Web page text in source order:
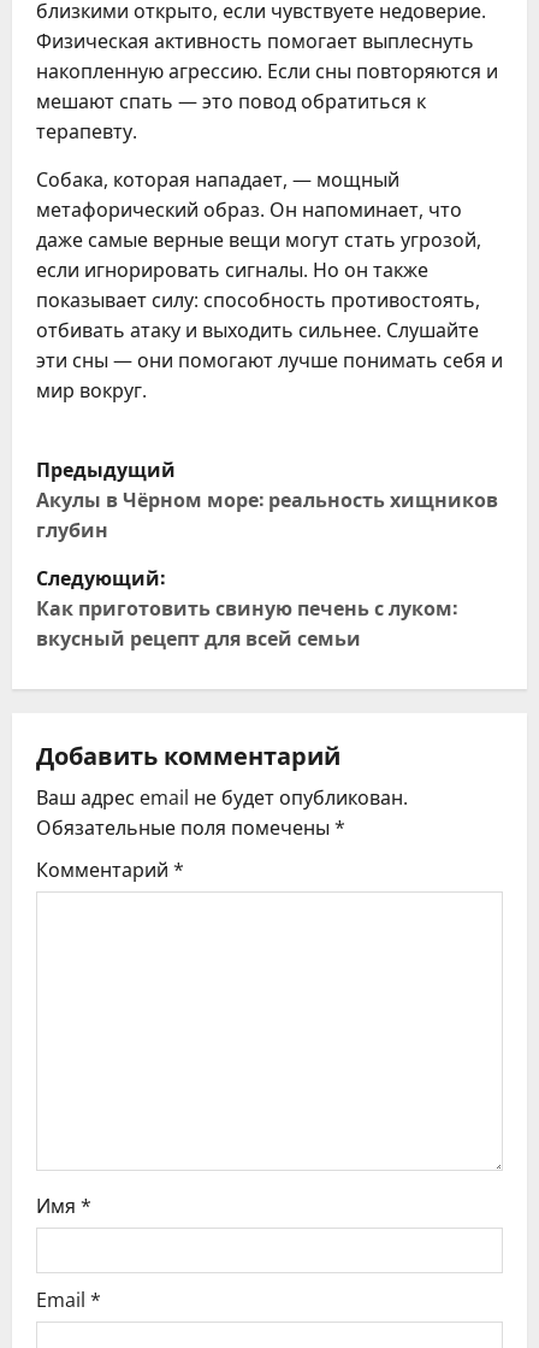
близкими открыто, если чувствуете недоверие.
Физическая активность помогает выплеснуть
накопленную агрессию. Если сны повторяются и
мешают спать — это повод обратиться к
терапевту.
Собака, которая нападает, — мощный
метафорический образ. Он напоминает, что
даже самые верные вещи могут стать угрозой,
если игнорировать сигналы. Но он также
показывает силу: способность противостоять,
отбивать атаку и выходить сильнее. Слушайте
эти сны — они помогают лучше понимать себя и
мир вокруг.
Н
а
в
и
г
ц
и
я
и
с
я
м
Предыдущий
Акулы в Чёрном море: реальность хищников
глубин
Следующий:
Как приготовить свиную печень с луком:
вкусный рецепт для всей семьи
Добавить комментарий
Ваш адрес email не будет опубликован.
Обязательные поля помечены *
Комментарий *
Имя *
Email *